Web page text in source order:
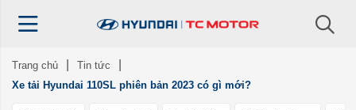
Trang chủ
Tin tức
Xe tải Hyundai 110SL phiên bản 2023 có gì mới?